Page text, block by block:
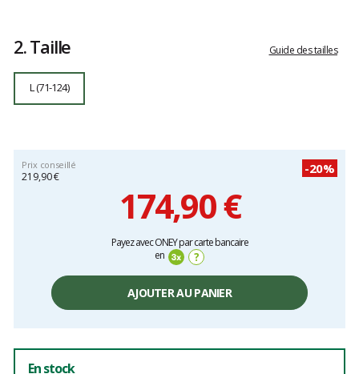
2.Taille Guide des tailles
L (71-124)
Prix conseillé
219,90 €
-20%
174,90 €
Payez avec ONEY par carte bancaire
en
?
AJOUTER AU PANIER
En stock